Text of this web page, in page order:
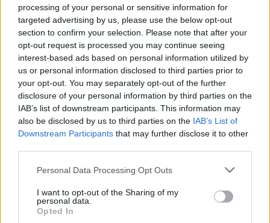
processing of your personal or sensitive information for
targeted advertising by us, please use the below opt-out
section to confirm your selection. Please note that after your
opt-out request is processed you may continue seeing
interest-based ads based on personal information utilized by
us or personal information disclosed to third parties prior to
your opt-out. You may separately opt-out of the further
disclosure of your personal information by third parties on the
IAB’s list of downstream participants. This information may
also be disclosed by us to third parties on the IAB’s List of
Downstream Participants that may further disclose it to other
Please note that this website/app uses one or more Google
not limited to your visit or usage behaviour. You may click to
grant or deny consent to Google and its third-party tags to
use your data for below specified purposes in below Google
Personal Data Processing Opt Outs
I want to opt-out of the Sharing of my
personal data.
Opted In
Helyi hírek
M1-es autópálya
MKIF Magyar Koncessziós Infrastruktúra Fejlesztő Zrt.
környezeti terhelés
pályaszerkezet cölöpözés
MAGYAR ÉPÍTŐK